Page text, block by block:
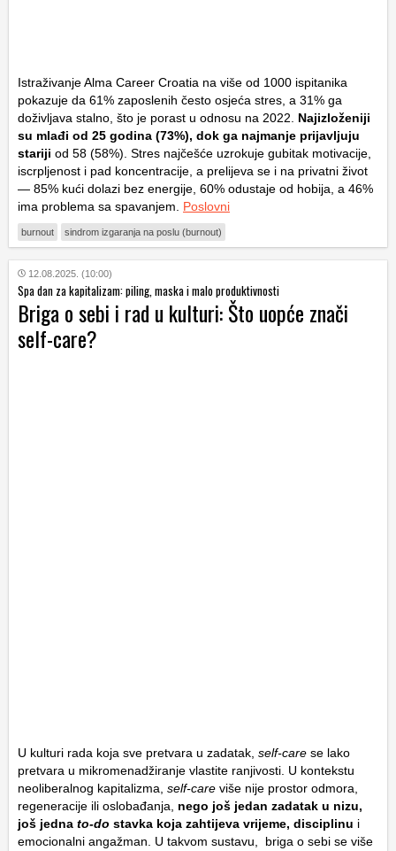
Istraživanje Alma Career Croatia na više od 1000 ispitanika
pokazuje da 61% zaposlenih često osjeća stres, a 31% ga
doživljava stalno, što je porast u odnosu na 2022.
Najizloženiji
su mlađi od 25 godina (73%), dok ga najmanje prijavljuju
stariji od 58 (58%). Stres najčešće uzrokuje gubitak motivacije,
iscrpljenost i pad koncentracije, a prelijeva se i na privatni život
— 85% kući dolazi bez energije, 60% odustaje od hobija, a 46%
ima problema sa spavanjem. Poslovni
burnout sindrom izgaranja na poslu (burnout)
12.08.2025. (10:00)
Spa dan za kapitalizam: piling, maska i malo produktivnosti
Briga o sebi i rad u kulturi: Što uopće znači
self-care?
U kulturi rada koja sve pretvara u zadatak, self-care se lako
pretvara u mikromenadžiranje vlastite ranjivosti. U kontekstu
neoliberalnog kapitalizma, self-care više nije prostor odmora,
regeneracije ili oslobađanja,
nego još jedan zadatak u nizu,
još jedna to-do stavka koja zahtijeva vrijeme, disciplinu i
emocionalni angažman. U takvom sustavu, briga o sebi se više